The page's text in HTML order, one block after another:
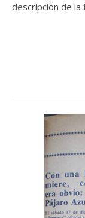
descripción de la